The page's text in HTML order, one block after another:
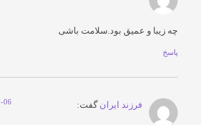
چه زیبا و عمیق بود.سلامت باشی
پاسخ
فرزند ایران گفت: 2005-